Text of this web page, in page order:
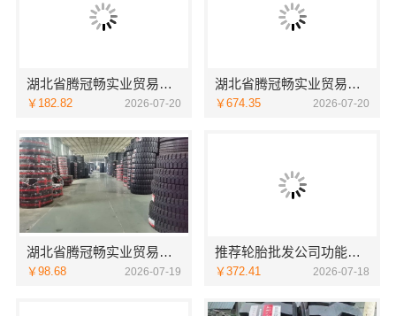
湖北省腾冠畅实业贸易有限公司：国内轮胎批发平台哪里买
￥182.82 2026-07-20
湖北省腾冠畅实业贸易有限公司：专业轮胎批发平台解决方案
￥674.35 2026-07-20
湖北省腾冠畅实业贸易有限公司：国内轮胎平台解决方案
￥98.68 2026-07-19
推荐轮胎批发公司功能：湖北省腾冠畅实业贸易有限公司全链路服务
￥372.41 2026-07-18